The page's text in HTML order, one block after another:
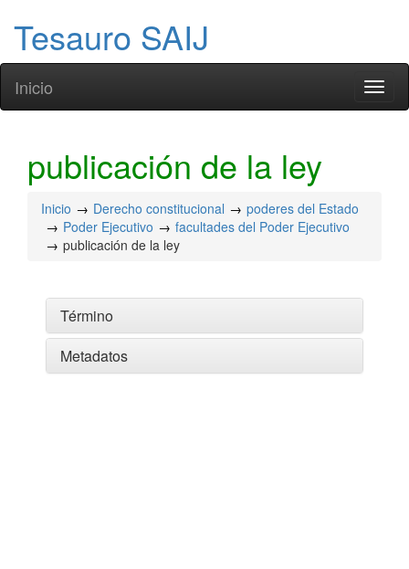
Tesauro SAIJ
Inicio
publicación de la ley
Inicio Derecho constitucional
poderes del Estado
Poder Ejecutivo
facultades del Poder Ejecutivo
publicación de la ley
Término
Metadatos